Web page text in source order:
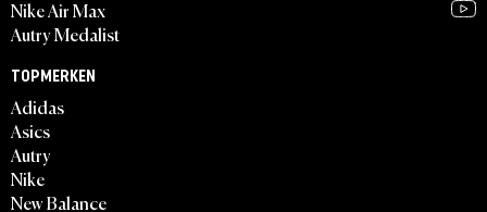
Nike Air Max
Autry Medalist
TOPMERKEN
Adidas
Asics
Autry
Nike
New Balance